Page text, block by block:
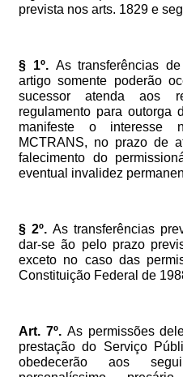
prevista nos arts. 1829 e
§ 1º. As transferências de
artigo somente poderão
sucessor
atenda aos
regulamento para outorga
manifeste
o interesse
MCTRANS, no prazo de
falecimento do
eventual invalidez
§ 2º. As transferências
dar-se ão pelo prazo
exceto no caso das
Constituição Federal de
Art. 7º. As permissões
prestação do Serviço
obedecerão
aos